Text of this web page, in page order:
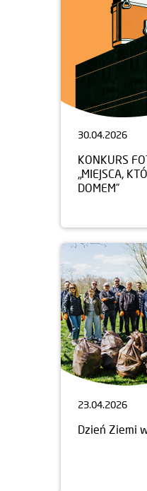
30.04.2026
KONKURS
„MIEJSCA,
DOMEM”
23.04.2026
Dzień Ziemi